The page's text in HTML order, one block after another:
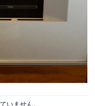
いません。